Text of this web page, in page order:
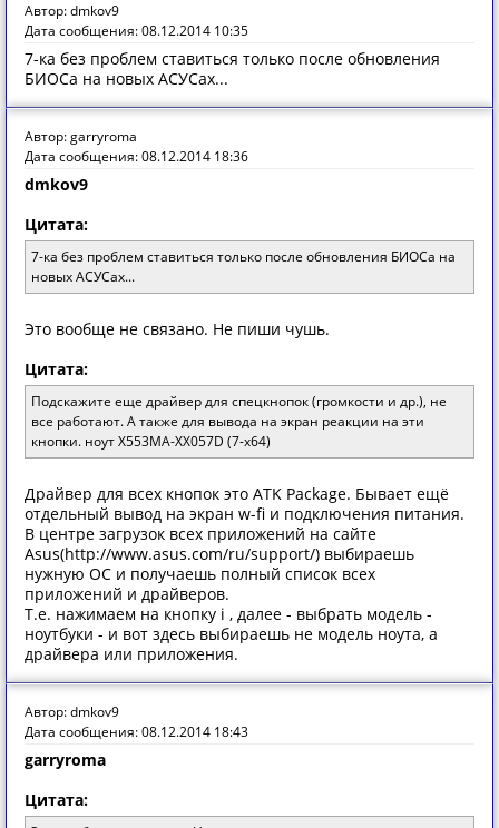
Автор: dmkov9
Дата сообщения: 08.12.2014 10:35
7-ка без проблем ставиться только после обновления
БИОСа на новых АСУСах...
Автор: garryroma
Дата сообщения: 08.12.2014 18:36
dmkov9
Цитата:
7-ка без проблем ставиться только после обновления БИОСа на
новых АСУСах...
Это вообще не связано. Не пиши чушь.
Цитата:
Подскажите еще драйвер для спецкнопок (громкости и др.), не
все работают. А также для вывода на экран реакции на эти
кнопки. ноут X553MA-XX057D (7-x64)
Драйвер для всех кнопок это ATK Package. Бывает ещё
отдельный вывод на экран w-fi и подключения питания.
В центре загрузок всех приложений на сайте
Asus(http://www.asus.com/ru/support/) выбираешь
нужную ОС и получаешь полный список всех
приложений и драйверов.
Т.е. нажимаем на кнопку i , далее - выбрать модель -
ноутбуки - и вот здесь выбираешь не модель ноута, а
драйвера или приложения.
Автор: dmkov9
Дата сообщения: 08.12.2014 18:43
garryroma
Цитата: